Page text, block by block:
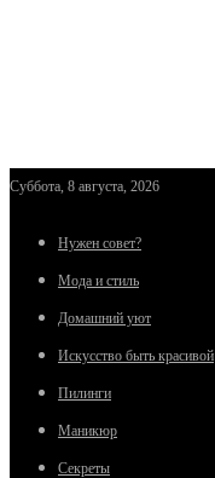
Суббота, 8 августа, 2026
Нужен совет?
Мода и стиль
Домашний уют
Искусство быть красивой
Пилинги
Маникюр
Секреты